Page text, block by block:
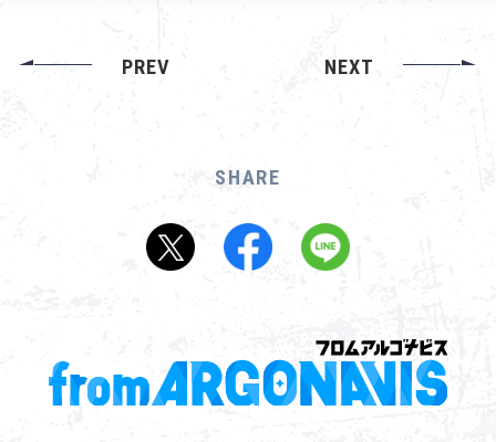
PREV NEXT
SHARE